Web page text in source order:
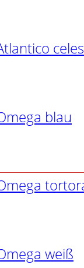
blau
weiß